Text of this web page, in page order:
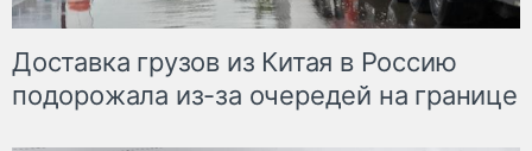
Доставка грузов из Китая в Россию
подорожала из-за очередей на границе